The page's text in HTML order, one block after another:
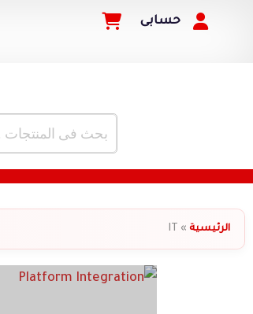
حسابى
الرئيسية »
IT